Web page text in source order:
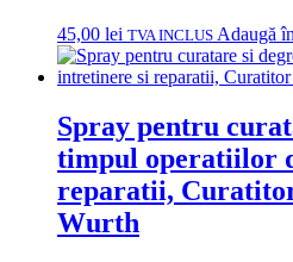
45,00 lei TVA INCLUS Adaugă
Spray pentru
timpul operatiilor
reparatii,
Wurth